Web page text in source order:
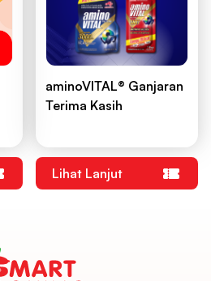
aminoVITAL®️ Ganjaran
Terima Kasih
Lihat Lanjut